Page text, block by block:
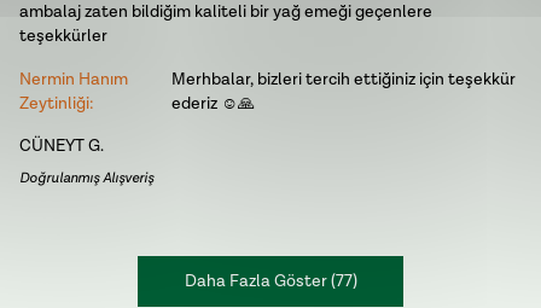
CÜNEYTG.
Doğrulanmış Alışveriş
ambalaj zaten bildiğim kaliteli bir yağ emeği geçenlere
teşekkürler
Nermin Hanım
Zeytinliği:
Merhbalar, bizleri tercih ettiğiniz için teşekkür
ederiz ☺️🙏
Daha Fazla Göster(77)